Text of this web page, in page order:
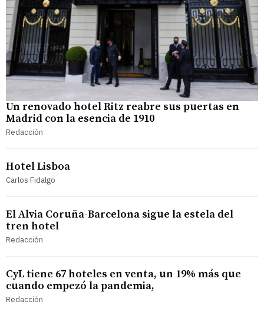
Un renovado hotel Ritz reabre sus puertas en
Madrid con la esencia de 1910
Redacción
Hotel Lisboa
Carlos Fidalgo
El Alvia Coruña-Barcelona sigue la estela del
tren hotel
Redacción
CyL tiene 67 hoteles en venta, un 19% más que
cuando empezó la pandemia,
Redacción